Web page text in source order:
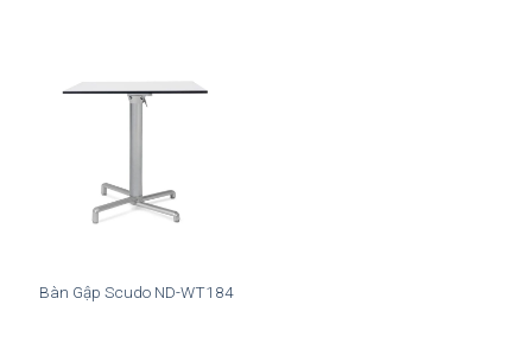
Bàn Gập Scudo ND-WT184